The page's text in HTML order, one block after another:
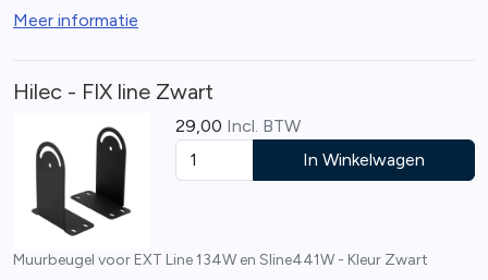
Meer informatie
Hilec - FIX line Zwart
29,00 Incl. BTW
In Winkelwagen
Muurbeugel voor EXT Line 134W en Sline441W - Kleur Zwart